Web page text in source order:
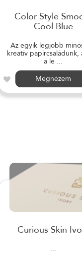
Color Style
Cool Blue
Az egyik legjobb
kreatív papírcsaládunk,
a le ...
Megnézem
Curious Skin
...